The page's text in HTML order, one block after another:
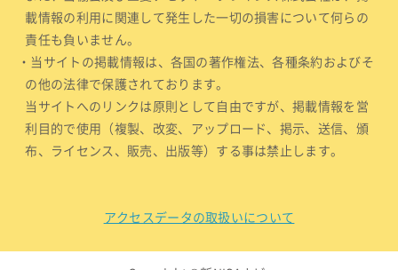
載情報の利用に関連して発生した一切の損害について何らの
責任も負いません。
・当サイトの掲載情報は、各国の著作権法、各種条約およびそ
の他の法律で保護されております。
当サイトへのリンクは原則として自由ですが、掲載情報を営
利目的で使用（複製、改変、アップロード、掲示、送信、頒
布、ライセンス、販売、出版等）する事は禁止します。
アクセスデータの取扱いについて